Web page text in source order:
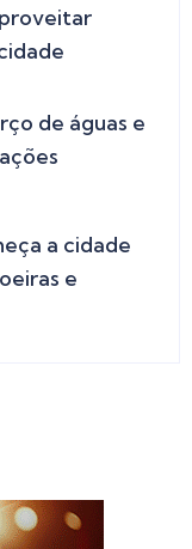
de águas e
a cidade
e